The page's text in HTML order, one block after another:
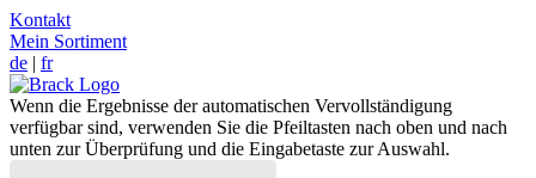
Kontakt
Mein Sortiment
de | fr
Wenn die Ergebnisse der automatischen Vervollständigung
verfügbar sind, verwenden Sie die Pfeiltasten nach oben und nach
unten zur Überprüfung und die Eingabetaste zur Auswahl.